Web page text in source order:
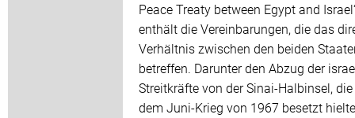
Peace Treaty between Egypt and
enthält die Vereinbarungen, die das
Verhältnis zwischen den beiden
betreffen. Darunter den Abzug der
Streitkräfte von der Sinai-Halbinsel,
dem Juni-Krieg von 1967 besetzt